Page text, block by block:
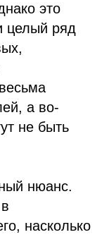
это
целый ряд
а во-
не быть
нюанс.
насколько